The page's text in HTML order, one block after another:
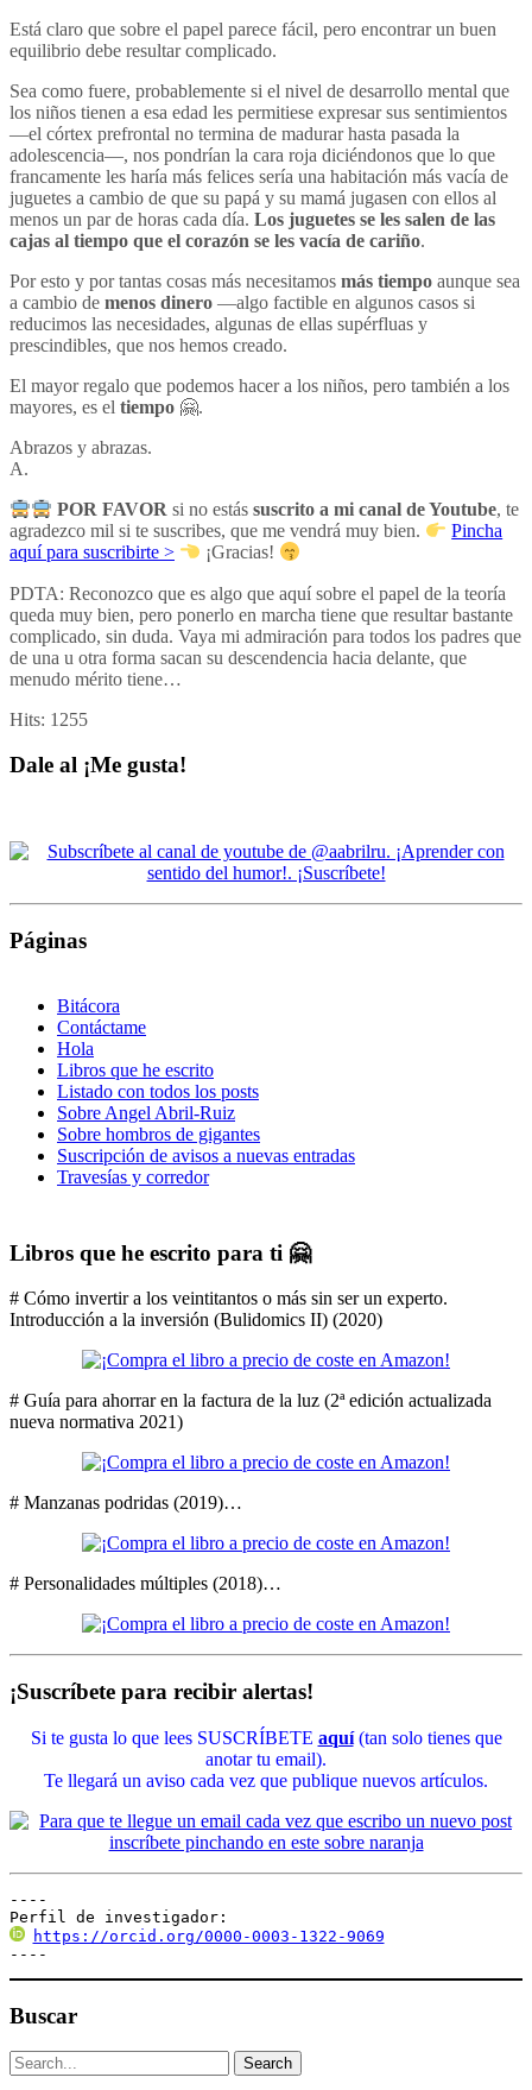
Está claro que sobre el papel parece fácil, pero encontrar un buen
equilibrio debe resultar complicado.
Sea como fuere, probablemente si el nivel de desarrollo mental que
los niños tienen a esa edad les permitiese expresar sus sentimientos
—el córtex prefrontal no termina de madurar hasta pasada la
adolescencia—, nos pondrían la cara roja diciéndonos que lo que
francamente les haría más felices sería una habitación más vacía de
juguetes a cambio de que su papá y su mamá jugasen con ellos al
menos un par de horas cada día. Los juguetes se les salen de las
cajas al tiempo que el corazón se les vacía de cariño.
Por esto y por tantas cosas más necesitamos más tiempo aunque sea
a cambio de menos dinero —algo factible en algunos casos si
reducimos las necesidades, algunas de ellas supérfluas y
prescindibles, que nos hemos creado.
El mayor regalo que podemos hacer a los niños, pero también a los
mayores, es el tiempo 🤗.
Abrazos y abrazas.
A.
POR FAVOR si no estássuscrito a mi canal de Youtube, te
agradezco mil si te suscribes, que me vendrá muy bien.
Pincha
aquí para suscribirte >
¡Gracias!
PDTA: Reconozco que es algo que aquí sobre el papel de la teoría
queda muy bien, pero ponerlo en marcha tiene que resultar bastante
complicado, sin duda. Vaya mi admiración para todos los padres que
de una u otra forma sacan su descendencia hacia delante, que
menudo mérito tiene…
Hits: 1255
Dale al ¡Me gusta!
Páginas
Bitácora
Contáctame
Hola
Libros que he escrito
Listado con todos los posts
Sobre Angel Abril-Ruiz
Sobre hombros de gigantes
Suscripción de avisos a nuevas entradas
Travesías y corredor
Libros que he escrito para ti 🤗
# Cómo invertir a los veintitantos o más sin ser un experto.
Introducción a la inversión (Bulidomics II) (2020)
# Guía para ahorrar en la factura de la luz (2ª edición actualizada
nueva normativa 2021)
# Manzanas podridas (2019)…
# Personalidades múltiples (2018)…
¡Suscríbete para recibir alertas!
Si te gusta lo que lees SUSCRÍBETE aquí(tan solo tienes que
anotar tu email).
Te llegará un aviso cada vez que publique nuevos artículos.
----
Perfil de investigador:
https://orcid.org/0000-0003-1322-9069
----
Buscar